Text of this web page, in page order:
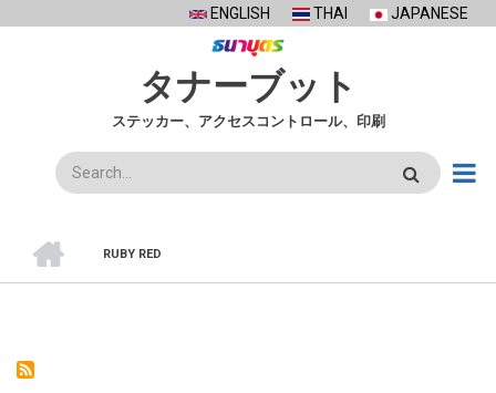
ENGLISH THAI JAPANESE
タナーブット
ステッカー、アクセスコントロール、印刷
検
索
BREADCRUMB
ー
ム
RUBY RED